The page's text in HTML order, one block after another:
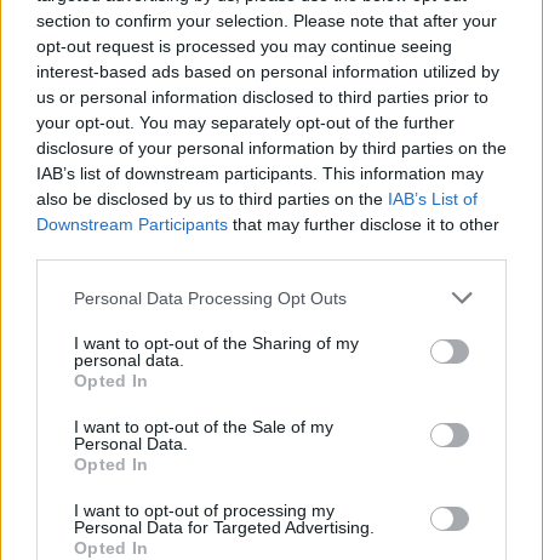
section to confirm your selection. Please note that after your
opt-out request is processed you may continue seeing
interest-based ads based on personal information utilized by
us or personal information disclosed to third parties prior to
your opt-out. You may separately opt-out of the further
disclosure of your personal information by third parties on the
IAB’s list of downstream participants. This information may
also be disclosed by us to third parties on the IAB’s List of
Downstream Participants that may further disclose it to other
Personal Data Processing Opt Outs
I want to opt-out of the Sharing of my
personal data.
Opted In
I want to opt-out of the Sale of my
Personal Data.
Opted In
I want to opt-out of processing my
Personal Data for Targeted Advertising.
Opted In
Ο Κώδικας Οδικής Κυκλοφορίας δεν
απαγορεύει την προσπέραση οχήματος
της αστυνομίας, αλλά ισχύουν
συγκεκριμένοι κανόνες που κάθε οδηγός
πρέπει να γνωρίζει.
Επίθεση στον Ερυθρό Σταυρό:
Ασθενής χτύπησε νοσηλεύτρια
σε πόρτες ‑ Τι καταγγέλλει η
ΠΟΕΔΗΝ για τους φύλακες
ΣΉΜΕΡΑ
Το περιστατικό βίας στα Επείγοντα
Σαββάτου - ο πρόεδρος της ΠΟΕΔΗΝ
μέτρα προστασίας για το νοσηλευτικό
προσωπικό
όπου πνίγηκε ο 4χρονος –
Δικογραφία για ανθρωποκτονία
Ο ιδιοκτήτης της επιχείρησης κρατείται